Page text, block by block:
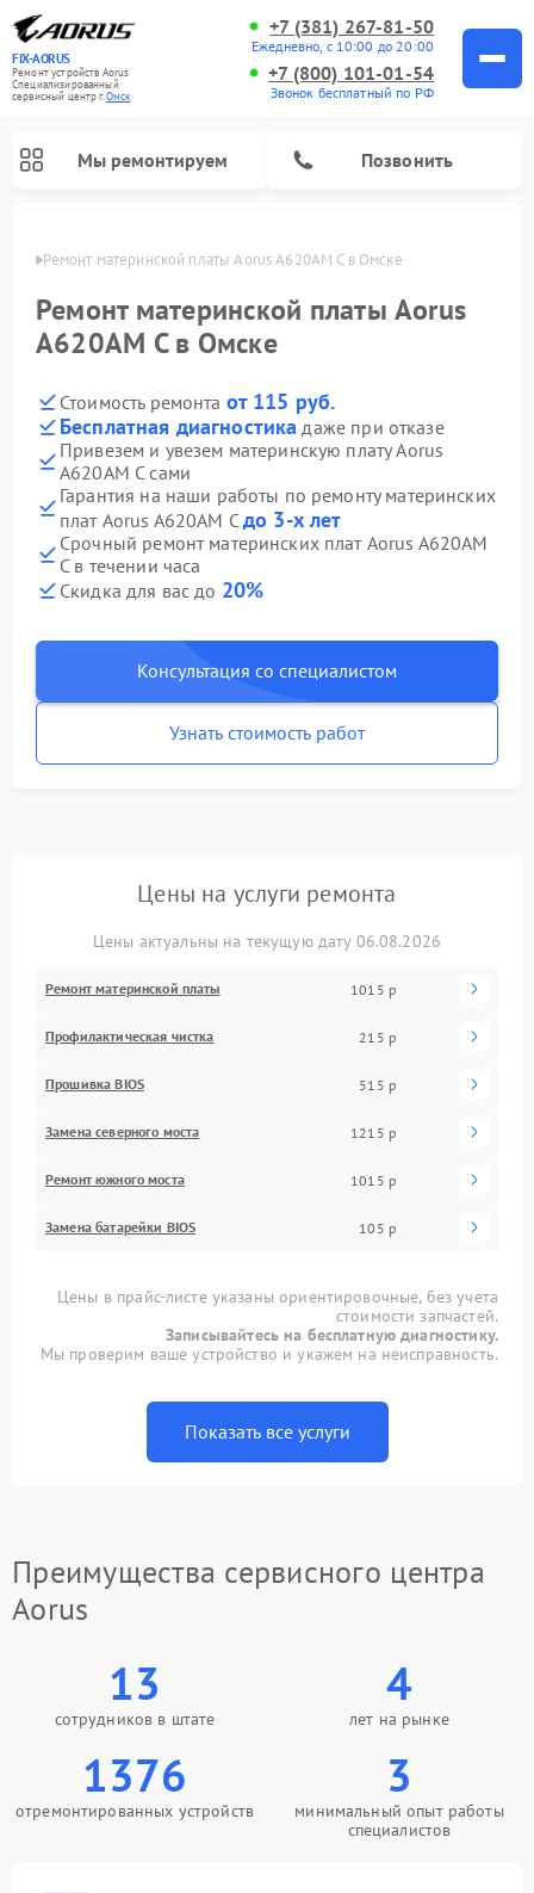
FIX-AORUS
Ремонт устройств Aorus
Специализированный
cервисный центр г.Омск
+7 (381) 267-81-50
Ежедневно, с 10:00 до 20:00
+7 (800) 101-01-54
Звонок бесплатный по РФ
Мы ремонтируем Позвонить
Ремонт материнской платы Aorus A620AM C в Омске
Ремонт материнской платы Aorus
A620AM C в Омске
Стоимость ремонта от 115 руб.
Бесплатная диагностика даже при отказе
Привезем и увезем материнскую плату Aorus
A620AM C сами
Гарантия на наши работы по ремонту материнских
плат Aorus A620AM Cдо 3-х лет
Срочный ремонт материнских плат Aorus A620AM
C в течении часа
Скидка для вас до 20%
Консультация со специалистом
Узнать стоимость работ
Цены на услуги ремонта
Цены актуальны на текущую дату 06.08.2026
Ремонт материнской платы 1015 р
Профилактическая чистка 215 р
Прошивка BIOS 515 р
Замена северного моста 1215 р
Ремонт южного моста 1015 р
Замена батарейки BIOS 105 р
Цены в прайс-листе указаны ориентировочные, без учета
стоимости запчастей.
Записывайтесь на бесплатную диагностику.
Мы проверим ваше устройство и укажем на неисправность.
Показать все услуги
Преимущества сервисного центра
Aorus
13
сотрудников в штате
4
лет на рынке
1376
отремонтированных устройств
3
минимальный опыт работы
специалистов